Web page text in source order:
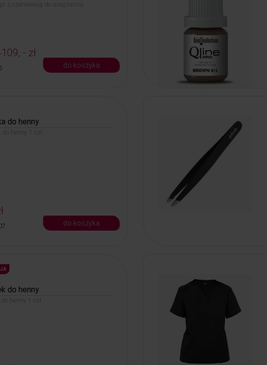
z czerwienią do ocieplania)
109, - zł
do koszyka
do henny
do henny 1 szt.
do koszyka
do henny
do henny 1 szt.